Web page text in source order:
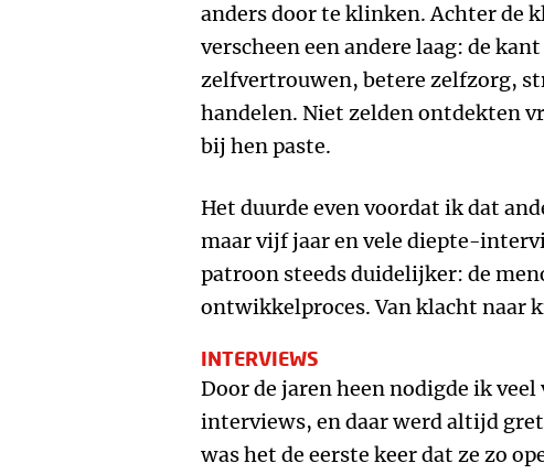
anders door te klinken. Achter de
verscheen een andere laag: de
zelfvertrouwen, betere zelfzorg,
handelen. Niet zelden ontdekten
bij hen paste.
Het duurde even voordat ik dat
maar vijf jaar en vele diepte-
patroon steeds duidelijker: de
ontwikkelproces. Van klacht naar
INTERVIEWS
Door de jaren heen nodigde ik
interviews, en daar werd altijd
was het de eerste keer dat ze zo